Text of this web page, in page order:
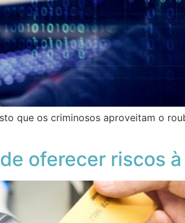
que os criminosos aproveitam o
oferecer riscos